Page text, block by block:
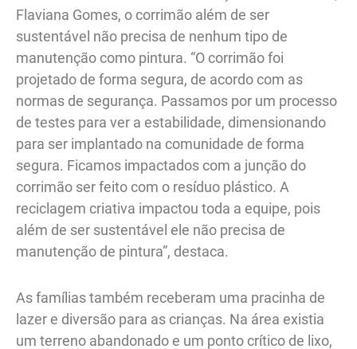
Flaviana Gomes, o corrimão além de ser
sustentável não precisa de nenhum tipo de
manutenção como pintura. “O corrimão foi
projetado de forma segura, de acordo com as
normas de segurança. Passamos por um processo
de testes para ver a estabilidade, dimensionando
para ser implantado na comunidade de forma
segura. Ficamos impactados com a junção do
corrimão ser feito com o resíduo plástico. A
reciclagem criativa impactou toda a equipe, pois
além de ser sustentável ele não precisa de
manutenção de pintura”, destaca.
As famílias também receberam uma pracinha de
lazer e diversão para as crianças. Na área existia
um terreno abandonado e um ponto crítico de lixo,